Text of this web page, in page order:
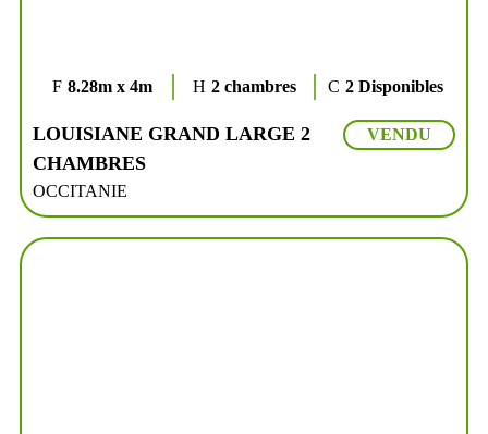
8.28m x 4m 2 chambres 2 Disponibles
LOUISIANE GRAND LARGE 2
CHAMBRES
OCCITANIE
VENDU